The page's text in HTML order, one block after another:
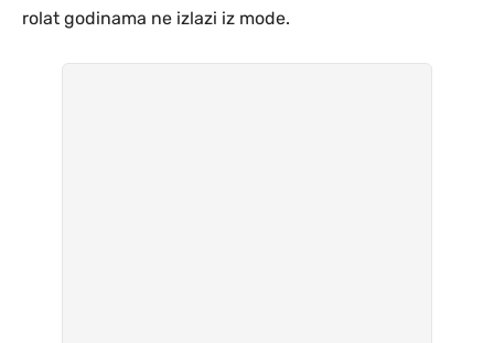
rolat godinama ne izlazi iz mode.